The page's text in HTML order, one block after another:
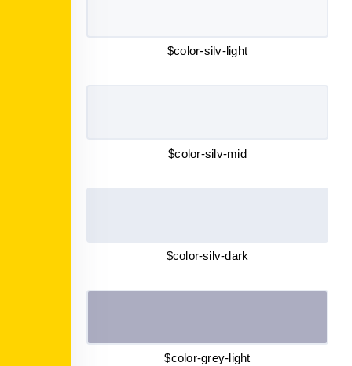
$color-silv-light
$color-silv-mid
$color-silv-dark
$color-grey-light